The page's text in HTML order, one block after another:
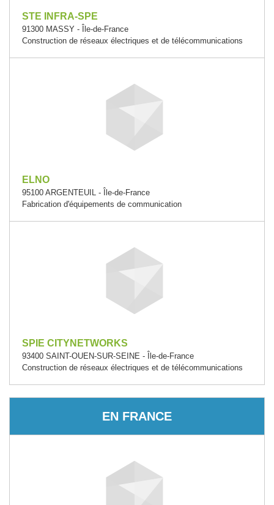
STE INFRA-SPE
91300 MASSY - Île-de-France
Construction de réseaux électriques et de télécommunications
ELNO
95100 ARGENTEUIL - Île-de-France
Fabrication d'équipements de communication
SPIE CITYNETWORKS
93400 SAINT-OUEN-SUR-SEINE - Île-de-France
Construction de réseaux électriques et de télécommunications
EN FRANCE